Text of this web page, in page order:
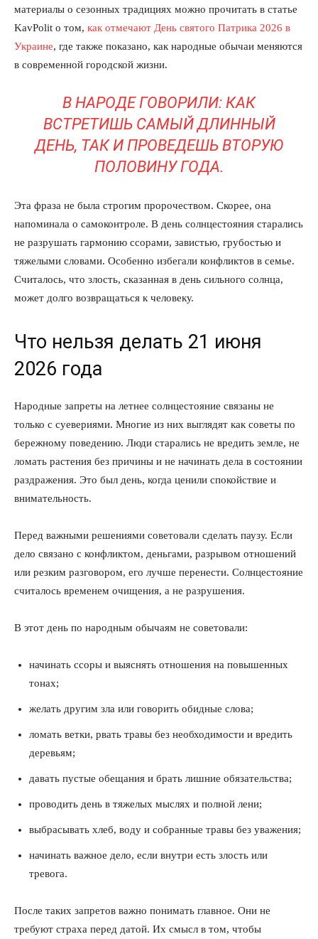
материалы о сезонных традициях можно прочитать в статье
KavPolit о том, как отмечают День святого Патрика 2026 в
Украине, где также показано, как народные обычаи меняются
в современной городской жизни.
В НАРОДЕ ГОВОРИЛИ: КАК
ВСТРЕТИШЬ САМЫЙ ДЛИННЫЙ
ДЕНЬ, ТАК И ПРОВЕДЕШЬ ВТОРУЮ
ПОЛОВИНУ ГОДА.
Эта фраза не была строгим пророчеством. Скорее, она
напоминала о самоконтроле. В день солнцестояния старались
не разрушать гармонию ссорами, завистью, грубостью и
тяжелыми словами. Особенно избегали конфликтов в семье.
Считалось, что злость, сказанная в день сильного солнца,
может долго возвращаться к человеку.
Что нельзя делать 21 июня
2026 года
Народные запреты на летнее солнцестояние связаны не
только с суевериями. Многие из них выглядят как советы по
бережному поведению. Люди старались не вредить земле, не
ломать растения без причины и не начинать дела в состоянии
раздражения. Это был день, когда ценили спокойствие и
внимательность.
Перед важными решениями советовали сделать паузу. Если
дело связано с конфликтом, деньгами, разрывом отношений
или резким разговором, его лучше перенести. Солнцестояние
считалось временем очищения, а не разрушения.
В этот день по народным обычаям не советовали:
начинать ссоры и выяснять отношения на повышенных
тонах;
желать другим зла или говорить обидные слова;
ломать ветки, рвать травы без необходимости и вредить
деревьям;
давать пустые обещания и брать лишние обязательства;
проводить день в тяжелых мыслях и полной лени;
выбрасывать хлеб, воду и собранные травы без уважения;
начинать важное дело, если внутри есть злость или
тревога.
После таких запретов важно понимать главное. Они не
требуют страха перед датой. Их смысл в том, чтобы